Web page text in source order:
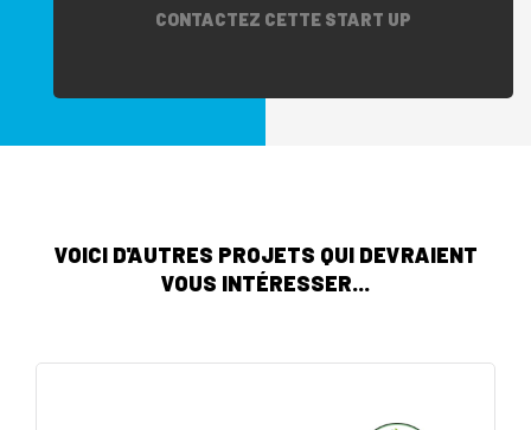
CONTACTEZ CETTE START UP
VOICI D'AUTRES PROJETS QUI DEVRAIENT
VOUS INTÉRESSER...